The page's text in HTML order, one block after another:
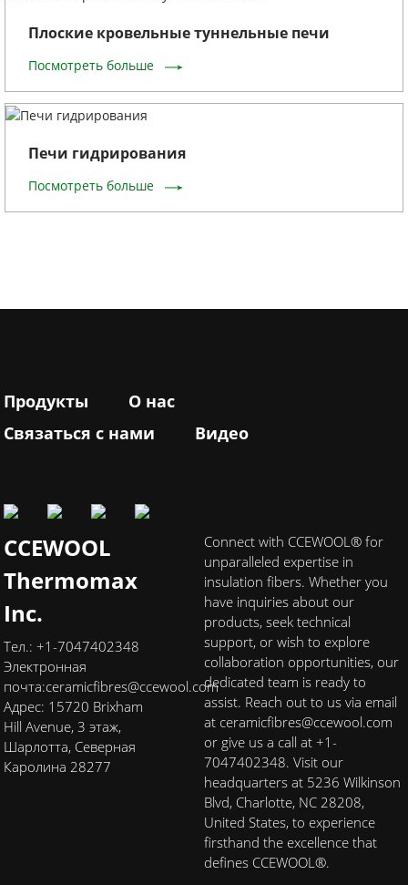
Плоские кровельные туннельные печи
Посмотреть больше
Печи гидрирования
Посмотреть больше
Продукты
О нас
Связаться с нами
Видео
CCEWOOL
Thermomax
Inc.
Тел.: +1-7047402348
Электронная
почта:ceramicfibres@ccewool.com
Адрес: 15720 Brixham
Hill Avenue, 3 этаж,
Шарлотта, Северная
Каролина 28277
Connect with CCEWOOL® for
unparalleled expertise in
insulation fibers. Whether you
have inquiries about our
products, seek technical
support, or wish to explore
collaboration opportunities, our
dedicated team is ready to
assist. Reach out to us via email
at ceramicfibres@ccewool.com
or give us a call at +1-
7047402348. Visit our
headquarters at 5236 Wilkinson
Blvd, Charlotte, NC 28208,
United States, to experience
firsthand the excellence that
defines CCEWOOL®.